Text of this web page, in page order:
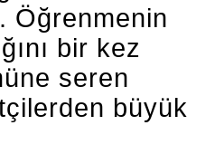
Öğrenmenin
bir kez
seren
büyük